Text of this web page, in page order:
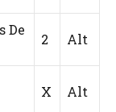
De
2 Alt
X Alt